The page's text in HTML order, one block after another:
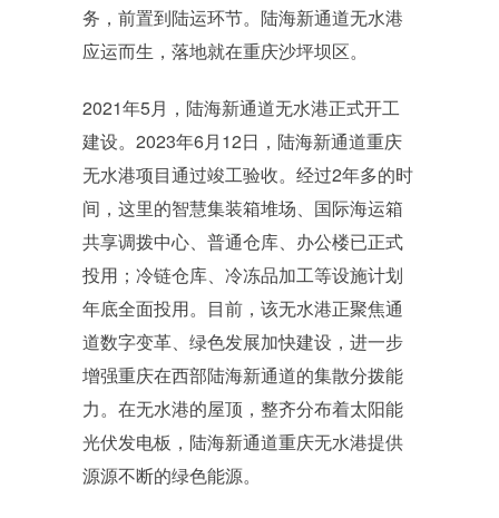
务，前置到陆运环节。陆海新通道无水港
应运而生，落地就在重庆沙坪坝区。
2021年5月，陆海新通道无水港正式开工
建设。2023年6月12日，陆海新通道重庆
无水港项目通过竣工验收。经过2年多的时
间，这里的智慧集装箱堆场、国际海运箱
共享调拨中心、普通仓库、办公楼已正式
投用；冷链仓库、冷冻品加工等设施计划
年底全面投用。目前，该无水港正聚焦通
道数字变革、绿色发展加快建设，进一步
增强重庆在西部陆海新通道的集散分拨能
力。在无水港的屋顶，整齐分布着太阳能
光伏发电板，陆海新通道重庆无水港提供
源源不断的绿色能源。